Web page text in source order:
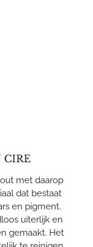
CIRE
met daarop
dat bestaat
en pigment.
uiterlijk en
gemaakt. Het